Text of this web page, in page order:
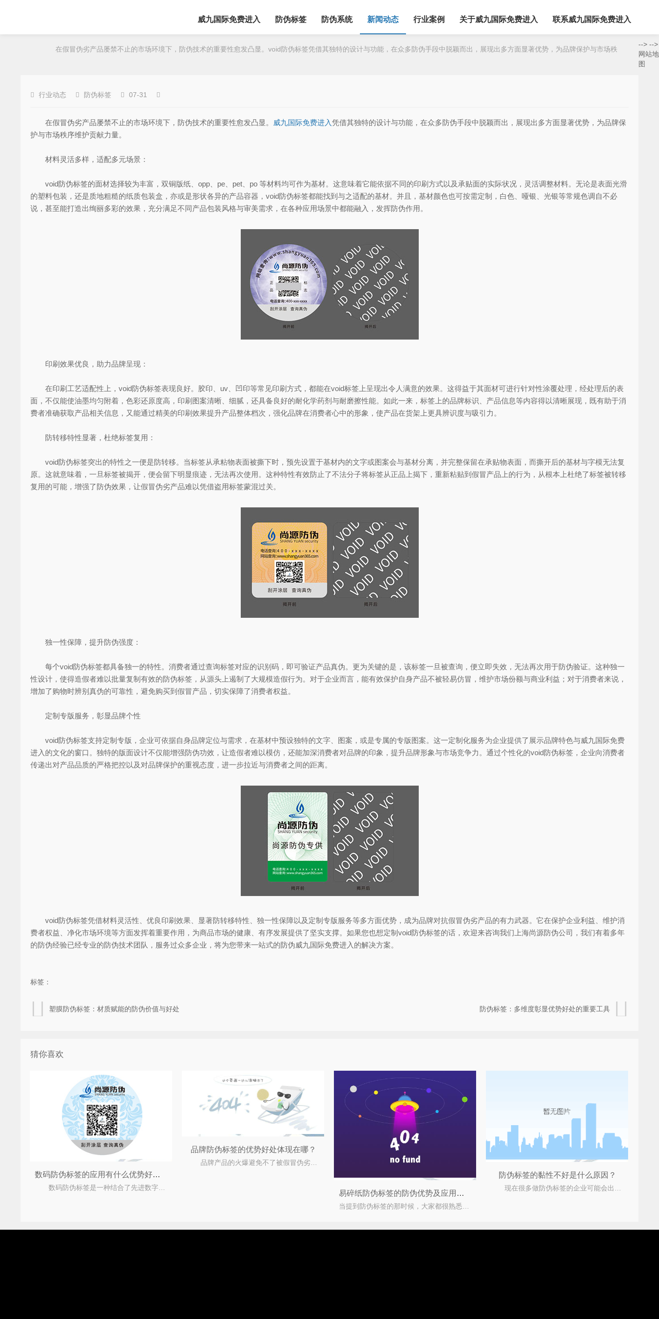
威九国际免费进入 防伪标签 防伪系统 新闻动态 行业案例 关于威九国际免费进入 联系威九国际免费进入
在假冒伪劣产品屡禁不止的市场环境下，防伪技术的重要性愈发凸显。void防伪标签凭借其独特的设计与功能，在众多防伪手段中脱颖而出，展现出多方面显著优势，为品牌保护与市场秩
行业动态 防伪标签 07-31
在假冒伪劣产品屡禁不止的市场环境下，防伪技术的重要性愈发凸显。 威九国际免费进入凭借其独特的设计与功能，在众多防伪手段中脱颖而出，展现出多方面显著优势，为品牌保
护与市场秩序维护贡献力量。
材料灵活多样，适配多元场景：
void防伪标签的面材选择较为丰富，双铜版纸、opp、pe、pet、po 等材料均可作为基材。这意味着它能依据不同的印刷方式以及承贴面的实际状况，灵活调整材料。无论是表面光滑
的塑料包装，还是质地粗糙的纸质包装盒，亦或是形状各异的产品容器，void防伪标签都能找到与之适配的基材。并且，基材颜色也可按需定制，白色、哑银、光银等常规色调自不必
说，甚至能打造出绚丽多彩的效果，充分满足不同产品包装风格与审美需求，在各种应用场景中都能融入，发挥防伪作用。
印刷效果优良，助力品牌呈现：
在印刷工艺适配性上，void防伪标签表现良好。胶印、uv、凹印等常见印刷方式，都能在void标签上呈现出令人满意的效果。这得益于其面材可进行针对性涂覆处理，经处理后的表
面，不仅能使油墨均匀附着，色彩还原度高，印刷图案清晰、细腻，还具备良好的耐化学药剂与耐磨擦性能。如此一来，标签上的品牌标识、产品信息等内容得以清晰展现，既有助于消
费者准确获取产品相关信息，又能通过精美的印刷效果提升产品整体档次，强化品牌在消费者心中的形象，使产品在货架上更具辨识度与吸引力。
防转移特性显著，杜绝标签复用：
void防伪标签突出的特性之一便是防转移。当标签从承粘物表面被撕下时，预先设置于基材内的文字或图案会与基材分离，并完整保留在承贴物表面，而撕开后的基材与字模无法复
原。这就意味着，一旦标签被揭开，便会留下明显痕迹，无法再次使用。这种特性有效防止了不法分子将标签从正品上揭下，重新粘贴到假冒产品上的行为，从根本上杜绝了标签被转移
复用的可能，增强了防伪效果，让假冒伪劣产品难以凭借盗用标签蒙混过关。
独一性保障，提升防伪强度：
每个void防伪标签都具备独一的特性。消费者通过查询标签对应的识别码，即可验证产品真伪。更为关键的是，该标签一旦被查询，便立即失效，无法再次用于防伪验证。这种独一
性设计，使得造假者难以批量复制有效的防伪标签，从源头上遏制了大规模造假行为。对于企业而言，能有效保护自身产品不被轻易仿冒，维护市场份额与商业利益；对于消费者来说，
增加了购物时辨别真伪的可靠性，避免购买到假冒产品，切实保障了消费者权益。
定制专版服务，彰显品牌个性
void防伪标签支持定制专版，企业可依据自身品牌定位与需求，在基材中预设独特的文字、图案，或是专属的专版图案。这一定制化服务为企业提供了展示品牌特色与威九国际免费
进入的文化的窗口。独特的版面设计不仅能增强防伪功效，让造假者难以模仿，还能加深消费者对品牌的印象，提升品牌形象与市场竞争力。通过个性化的void防伪标签，企业向消费者
传递出对产品品质的严格把控以及对品牌保护的重视态度，进一步拉近与消费者之间的距离。
void防伪标签凭借材料灵活性、优良印刷效果、显著防转移特性、独一性保障以及定制专版服务等多方面优势，成为品牌对抗假冒伪劣产品的有力武器。它在保护企业利益、维护消
费者权益、净化市场环境等方面发挥着重要作用，为商品市场的健康、有序发展提供了坚实支撑。如果您也想定制void防伪标签的话，欢迎来咨询我们上海尚源防伪公司，我们有着多年
的防伪经验已经专业的防伪技术团队，服务过众多企业，将为您带来一站式的防伪威九国际免费进入的解决方案。
标签：
塑膜防伪标签：材质赋能的防伪价值与好处 防伪标签：多维度彰显优势好处的重要工具
猜你喜欢
数码防伪标签的应用有什么优势好处？
品牌防伪标签的优势好处体现在哪？
品牌产品的火爆避免不了被假冒伪劣所仿造，不仅损害了品牌合法权益，还导致消费者对品牌失去信心
易碎纸防伪标签的防伪优势及应用范围
防伪标签的黏性不好是什么原因？
--> -->
网站地
图